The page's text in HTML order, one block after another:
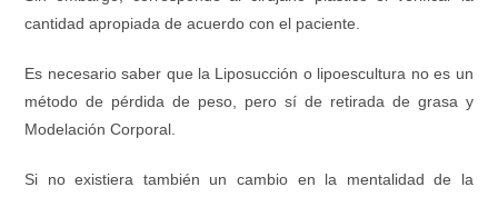
cantidad apropiada de acuerdo con el paciente.
Es necesario saber que la Liposucción o lipoescultura no es un
método de pérdida de peso, pero sí de retirada de grasa y
Modelación Corporal.
Si no existiera también un cambio en la mentalidad de la